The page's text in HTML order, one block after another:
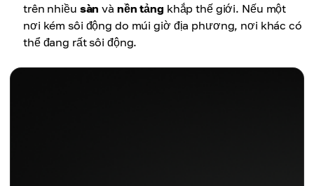
trên nhiều sàn và nền tảng khắp thế giới. Nếu một
nơi kém sôi động do múi giờ địa phương, nơi khác có
thể đang rất sôi động.